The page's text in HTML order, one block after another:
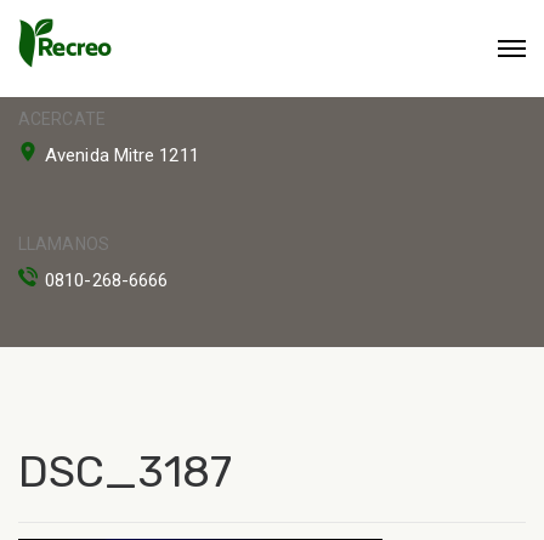
ACERCATE
Avenida Mitre 1211
LLAMANOS
0810-268-6666
DSC_3187